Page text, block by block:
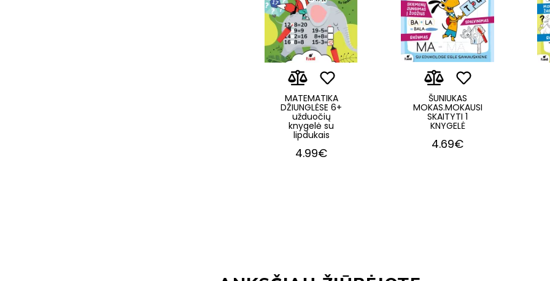
MATEMATIKA
DŽIUNGLĖSE 6+
užduočių
knygelė su
lipdukais
4.99€
ŠUNIUKAS
MOKAS.MOKAUSI
SKAITYTI 1
KNYGELĖ
4.69€